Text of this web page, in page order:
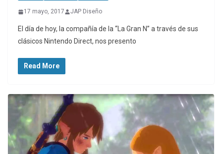
17 mayo, 2017 JAP Diseño
El día de hoy, la compañía de la “La Gran N” a través de sus
clásicos Nintendo Direct, nos presento
Read More